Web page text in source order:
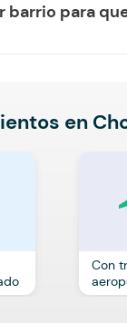
barrio para
en
Con